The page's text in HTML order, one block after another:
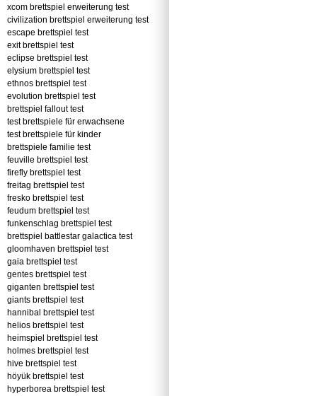
xcom brettspiel erweiterung test
civilization brettspiel erweiterung test
escape brettspiel test
exit brettspiel test
eclipse brettspiel test
elysium brettspiel test
ethnos brettspiel test
evolution brettspiel test
brettspiel fallout test
test brettspiele für erwachsene
test brettspiele für kinder
brettspiele familie test
feuville brettspiel test
firefly brettspiel test
freitag brettspiel test
fresko brettspiel test
feudum brettspiel test
funkenschlag brettspiel test
brettspiel battlestar galactica test
gloomhaven brettspiel test
gaia brettspiel test
gentes brettspiel test
giganten brettspiel test
giants brettspiel test
hannibal brettspiel test
helios brettspiel test
heimspiel brettspiel test
holmes brettspiel test
hive brettspiel test
höyük brettspiel test
hyperborea brettspiel test